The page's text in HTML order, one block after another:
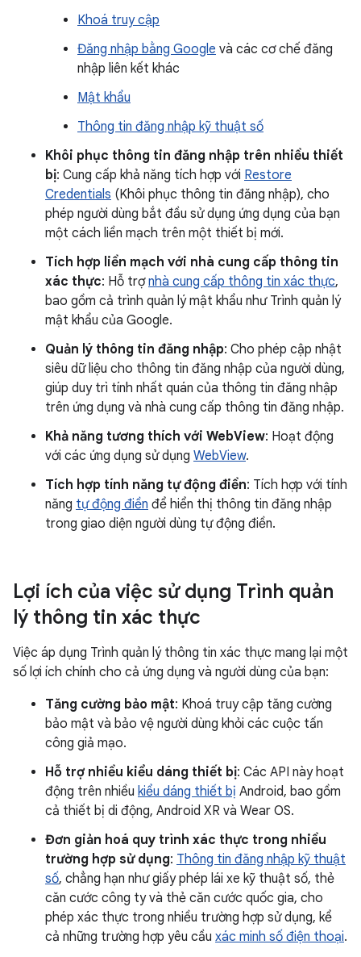
Khoá truy cập
Đăng nhập bằng Google và các cơ chế đăng
nhập liên kết khác
Mật khẩu
Thông tin đăng nhập kỹ thuật số
Khôi phục thông tin đăng nhập trên nhiều thiết
bị: Cung cấp khả năng tích hợp với Restore
Credentials (Khôi phục thông tin đăng nhập), cho
phép người dùng bắt đầu sử dụng ứng dụng của bạn
một cách liền mạch trên một thiết bị mới.
Tích hợp liền mạch với nhà cung cấp thông tin
xác thực: Hỗ trợnhà cung cấp thông tin xác thực,
bao gồm cả trình quản lý mật khẩu như Trình quản lý
mật khẩu của Google.
Quản lý thông tin đăng nhập: Cho phép cập nhật
siêu dữ liệu cho thông tin đăng nhập của người dùng,
giúp duy trì tính nhất quán của thông tin đăng nhập
trên ứng dụng và nhà cung cấp thông tin đăng nhập.
Khả năng tương thích với WebView: Hoạt động
với các ứng dụng sử dụng WebView.
Tích hợp tính năng tự động điền: Tích hợp với tính
năng tự động điền để hiển thị thông tin đăng nhập
trong giao diện người dùng tự động điền.
Lợi ích của việc sử dụng Trình quản
lý thông tin xác thực
Việc áp dụng Trình quản lý thông tin xác thực mang lại một
số lợi ích chính cho cả ứng dụng và người dùng của bạn:
Tăng cường bảo mật: Khoá truy cập tăng cường
bảo mật và bảo vệ người dùng khỏi các cuộc tấn
công giả mạo.
Hỗ trợ nhiều kiểu dáng thiết bị: Các API này hoạt
động trên nhiều kiểu dáng thiết bị Android, bao gồm
cả thiết bị di động, Android XR và Wear OS.
Đơn giản hoá quy trình xác thực trong nhiều
trường hợp sử dụng: Thông tin đăng nhập kỹ thuật
số, chẳng hạn như giấy phép lái xe kỹ thuật số, thẻ
căn cước công ty và thẻ căn cước quốc gia, cho
phép xác thực trong nhiều trường hợp sử dụng, kể
cả những trường hợp yêu cầu xác minh số điện thoại.